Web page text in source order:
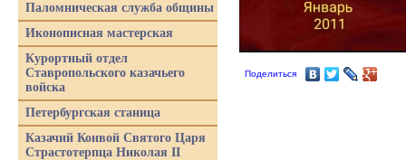
Поделиться
Паломническая служба общины
Иконописная мастерская
Курортный отдел
Ставропольского казачьего
войска
Петербургская станица
Казачий Конвой Святого Царя
Страстотерпца Николая II